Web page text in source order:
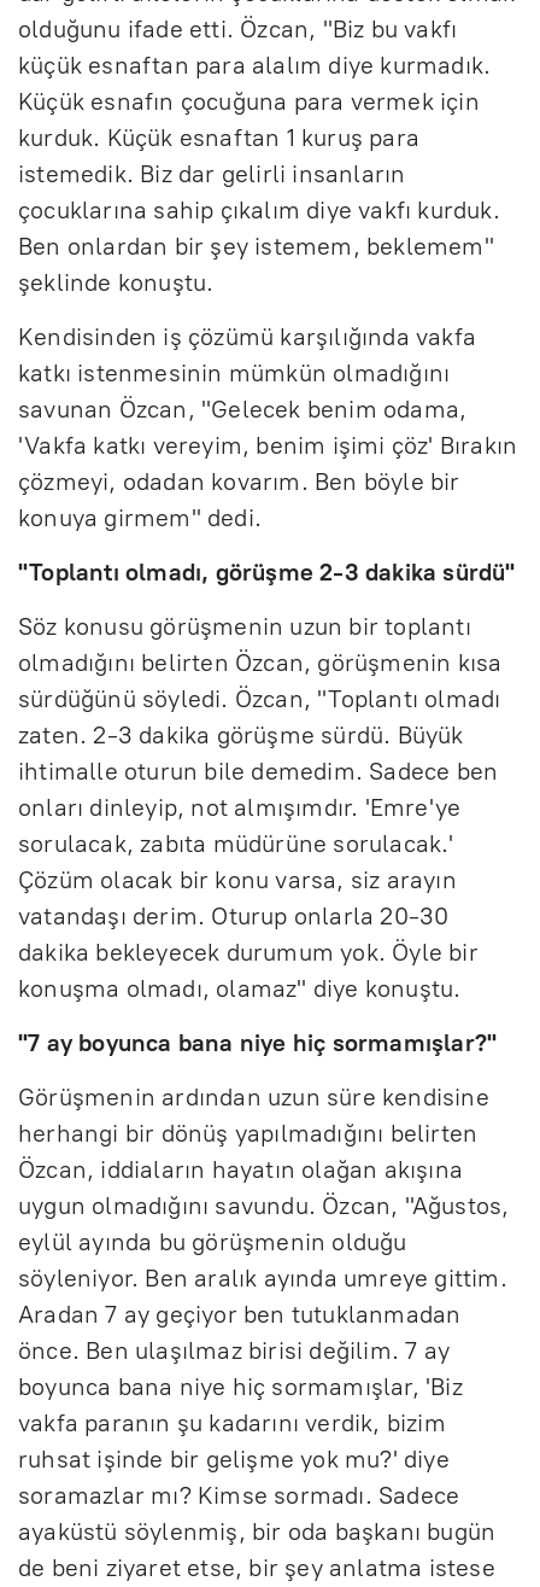
olduğunu ifade etti. Özcan, "Biz bu vakfı
küçük esnaftan para alalım diye kurmadık.
Küçük esnafın çocuğuna para vermek için
kurduk. Küçük esnaftan 1 kuruş para
istemedik. Biz dar gelirli insanların
çocuklarına sahip çıkalım diye vakfı kurduk.
Ben onlardan bir şey istemem, beklemem"
şeklinde konuştu.
Kendisinden iş çözümü karşılığında vakfa
katkı istenmesinin mümkün olmadığını
savunan Özcan, "Gelecek benim odama,
'Vakfa katkı vereyim, benim işimi çöz' Bırakın
çözmeyi, odadan kovarım. Ben böyle bir
konuya girmem" dedi.
"Toplantı olmadı, görüşme 2-3 dakika sürdü"
Söz konusu görüşmenin uzun bir toplantı
olmadığını belirten Özcan, görüşmenin kısa
sürdüğünü söyledi. Özcan, "Toplantı olmadı
zaten. 2-3 dakika görüşme sürdü. Büyük
ihtimalle oturun bile demedim. Sadece ben
onları dinleyip, not almışımdır. 'Emre'ye
sorulacak, zabıta müdürüne sorulacak.'
Çözüm olacak bir konu varsa, siz arayın
vatandaşı derim. Oturup onlarla 20-30
dakika bekleyecek durumum yok. Öyle bir
konuşma olmadı, olamaz" diye konuştu.
"7 ay boyunca bana niye hiç sormamışlar?"
Görüşmenin ardından uzun süre kendisine
herhangi bir dönüş yapılmadığını belirten
Özcan, iddiaların hayatın olağan akışına
uygun olmadığını savundu. Özcan, "Ağustos,
eylül ayında bu görüşmenin olduğu
söyleniyor. Ben aralık ayında umreye gittim.
Aradan 7 ay geçiyor ben tutuklanmadan
önce. Ben ulaşılmaz birisi değilim. 7 ay
boyunca bana niye hiç sormamışlar, 'Biz
vakfa paranın şu kadarını verdik, bizim
ruhsat işinde bir gelişme yok mu?' diye
soramazlar mı? Kimse sormadı. Sadece
ayaküstü söylenmiş, bir oda başkanı bugün
de beni ziyaret etse, bir şey anlatma istese